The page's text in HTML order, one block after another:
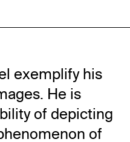
exemplify his
He is
of depicting
of